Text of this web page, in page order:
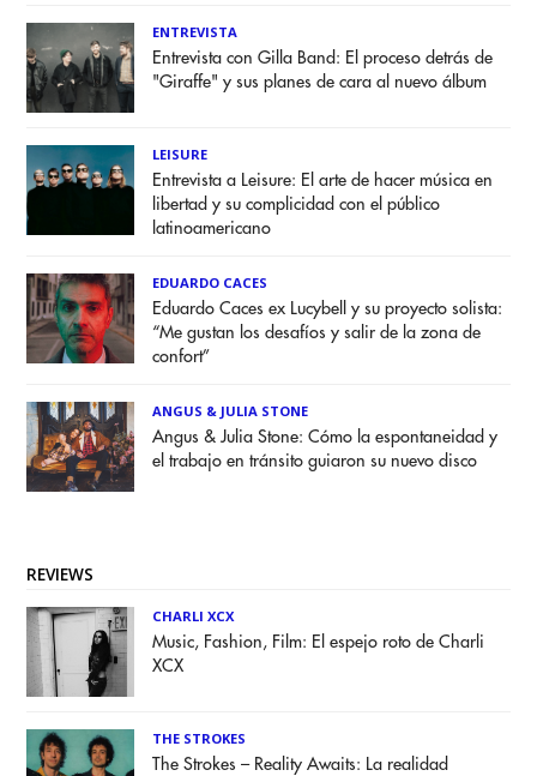
ENTREVISTA
Entrevista con Gilla Band: El proceso detrás de
"Giraffe" y sus planes de cara al nuevo álbum
LEISURE
Entrevista a Leisure: El arte de hacer música en
libertad y su complicidad con el público
latinoamericano
EDUARDO CACES
Eduardo Caces ex Lucybell y su proyecto solista:
“Me gustan los desafíos y salir de la zona de
confort”
ANGUS & JULIA STONE
Angus & Julia Stone: Cómo la espontaneidad y
el trabajo en tránsito guiaron su nuevo disco
REVIEWS
CHARLI XCX
Music, Fashion, Film: El espejo roto de Charli
XCX
THE STROKES
The Strokes – Reality Awaits: La realidad